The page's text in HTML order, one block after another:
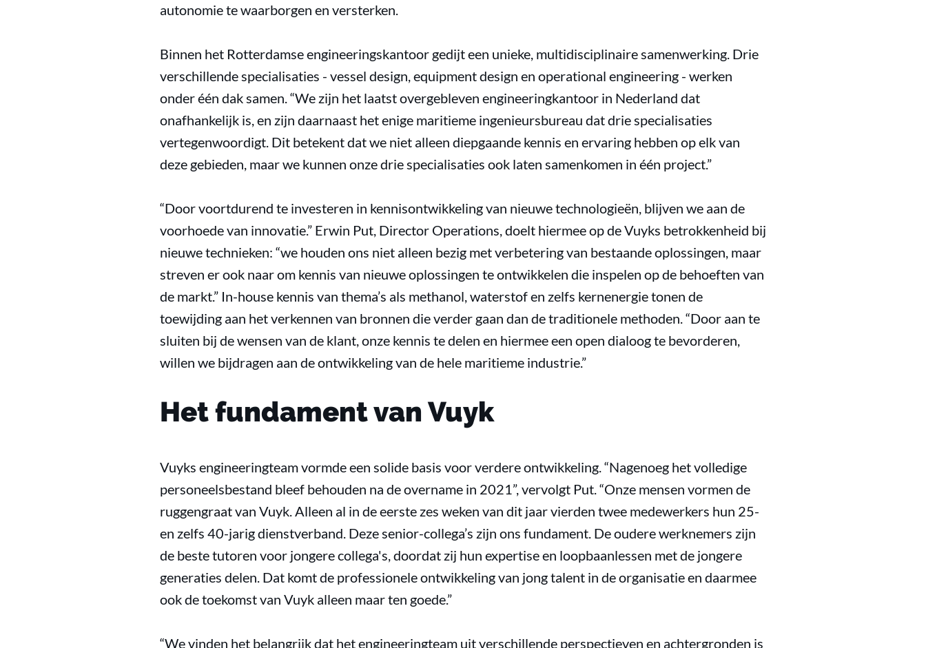
autonomie te waarborgen en versterken.
Binnen het Rotterdamse engineeringskantoor gedijt een unieke, multidisciplinaire samenwerking. Drie
verschillende specialisaties - vessel design, equipment design en operational engineering - werken
onder één dak samen. “We zijn het laatst overgebleven engineeringkantoor in Nederland dat
onafhankelijk is, en zijn daarnaast het enige maritieme ingenieursbureau dat drie specialisaties
vertegenwoordigt. Dit betekent dat we niet alleen diepgaande kennis en ervaring hebben op elk van
deze gebieden, maar we kunnen onze drie specialisaties ook laten samenkomen in één project.”
“Door voortdurend te investeren in kennisontwikkeling van nieuwe technologieën, blijven we aan de
voorhoede van innovatie.” Erwin Put, Director Operations, doelt hiermee op de Vuyks betrokkenheid bij
nieuwe technieken: “we houden ons niet alleen bezig met verbetering van bestaande oplossingen, maar
streven er ook naar om kennis van nieuwe oplossingen te ontwikkelen die inspelen op de behoeften van
de markt.” In-house kennis van thema’s als methanol, waterstof en zelfs kernenergie tonen de
toewijding aan het verkennen van bronnen die verder gaan dan de traditionele methoden. “Door aan te
sluiten bij de wensen van de klant, onze kennis te delen en hiermee een open dialoog te bevorderen,
willen we bijdragen aan de ontwikkeling van de hele maritieme industrie.”
Het fundament van Vuyk
Vuyks engineeringteam vormde een solide basis voor verdere ontwikkeling. “Nagenoeg het volledige
personeelsbestand bleef behouden na de overname in 2021”, vervolgt Put. “Onze mensen vormen de
ruggengraat van Vuyk. Alleen al in de eerste zes weken van dit jaar vierden twee medewerkers hun 25-
en zelfs 40-jarig dienstverband. Deze senior-collega’s zijn ons fundament. De oudere werknemers zijn
de beste tutoren voor jongere collega's, doordat zij hun expertise en loopbaanlessen met de jongere
generaties delen. Dat komt de professionele ontwikkeling van jong talent in de organisatie en daarmee
ook de toekomst van Vuyk alleen maar ten goede.”
“We vinden het belangrijk dat het engineeringteam uit verschillende perspectieven en achtergronden is